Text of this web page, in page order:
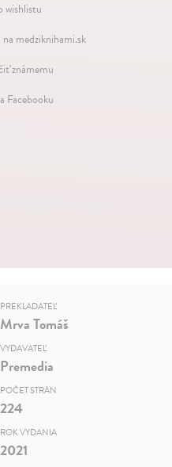
wishlistu
na medziknihami.sk
známemu
Facebooku
PREKLADATEĽ
Mrva Tomáš
VYDAVATEĽ
Premedia
POČET STRÁN
224
ROK VYDANIA
2021